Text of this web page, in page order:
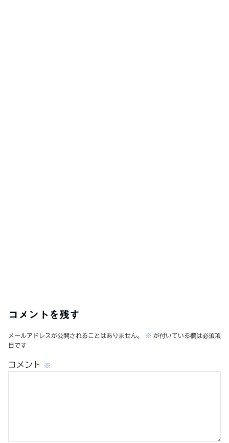
コメントを残す
メールアドレスが公開されることはありません。 ※ が付いている欄は必須項
目です
コメント ※